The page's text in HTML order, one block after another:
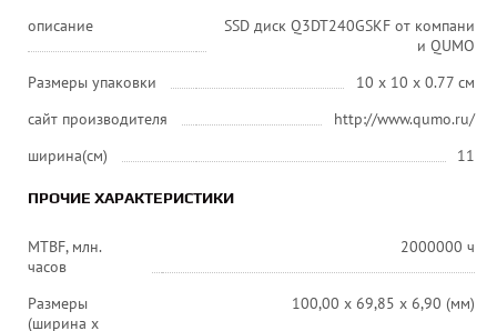
описание
SSD диск Q3DT240GSKF от компани
и QUMO
Размеры упаковки
10 x 10 x 0.77 см
сайт производителя
http://www.qumo.ru/
ширина(см)
11
ПРОЧИЕ ХАРАКТЕРИСТИКИ
MTBF, млн.
часов
2000000 ч
Размеры
(ширина x
100,00 x 69,85 x 6,90 (мм)